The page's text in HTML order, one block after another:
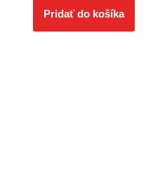
Pridať do košíka